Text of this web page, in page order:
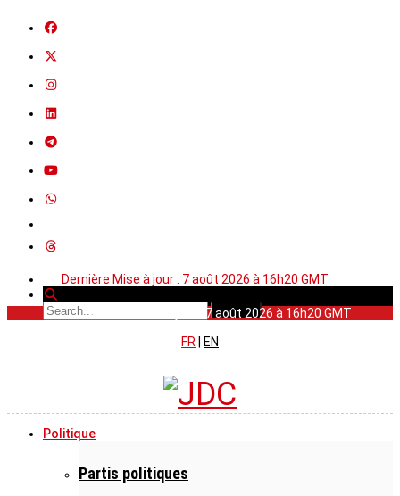
Dernière Mise à jour : 7 août 2026 à 16h20 GMT
Dernière Mise à jour : 7 août 2026 à 16h20 GMT
FR
EN
Politique
Partis politiques